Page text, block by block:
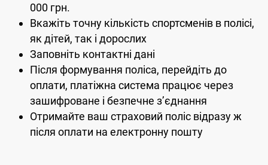
000 грн.
Вкажіть точну кількість спортсменів в полісі,
як дітей, так і дорослих
Заповніть контактні дані
Після формування поліса, перейдіть до
оплати, платіжна система працює через
зашифроване і безпечне з’єднання
Отримайте ваш страховий поліс відразу ж
після оплати на електронну пошту